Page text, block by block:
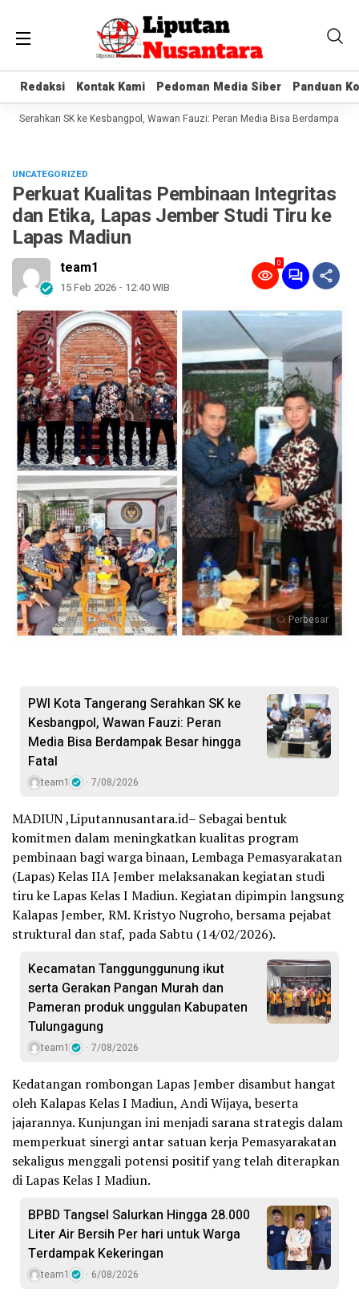
Redaksi Kontak Kami Pedoman Media Siber Panduan
Redaksi Kontak Kami Pedoman Media Siber Panduan
Serahkan SK ke Kesbangpol, Wawan Fauzi: Peran Media Bisa Berdampak
UNCATEGORIZED
Perkuat Kualitas Pembinaan Integritas
dan Etika, Lapas Jember Studi Tiru ke
Lapas Madiun
team1
15 Feb 2026 - 12:40 WIB
0
Perbesar
PWI Kota Tangerang Serahkan SK ke
Kesbangpol, Wawan Fauzi: Peran
Media Bisa Berdampak Besar hingga
Fatal
team1 7/08/2026
MADIUN ,Liputannusantara.id– Sebagai bentuk
komitmen dalam meningkatkan kualitas program
pembinaan bagi warga binaan, Lembaga Pemasyarakatan
(Lapas) Kelas IIA Jember melaksanakan kegiatan studi
tiru ke Lapas Kelas I Madiun. Kegiatan dipimpin langsung
Kalapas Jember, RM. Kristyo Nugroho, bersama pejabat
struktural dan staf, pada Sabtu (14/02/2026).
Kecamatan Tanggunggunung ikut
serta Gerakan Pangan Murah dan
Pameran produk unggulan Kabupaten
Tulungagung
team1 7/08/2026
Kedatangan rombongan Lapas Jember disambut hangat
oleh Kalapas Kelas I Madiun, Andi Wijaya, beserta
jajarannya. Kunjungan ini menjadi sarana strategis dalam
memperkuat sinergi antar satuan kerja Pemasyarakatan
sekaligus menggali potensi positif yang telah diterapkan
di Lapas Kelas I Madiun.
BPBD Tangsel Salurkan Hingga 28.000
Liter Air Bersih Per hari untuk Warga
Terdampak Kekeringan
team1 6/08/2026